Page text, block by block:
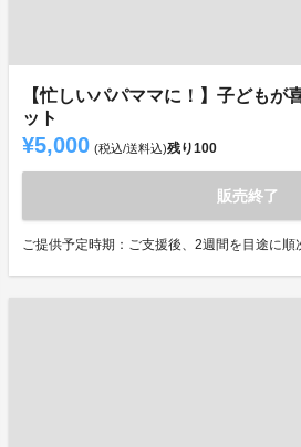
【忙しいパパママに！】子どもが
ット
¥5,000 (税込/送料込)残り100
販売終了
ご提供予定時期：ご支援後、2週間を目途に順